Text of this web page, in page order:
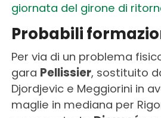
giornata del girone di
Probabili
Per via di un problema
gara Pellissier, sostituito
Djordjevic e Meggiorini in
maglie in mediana per